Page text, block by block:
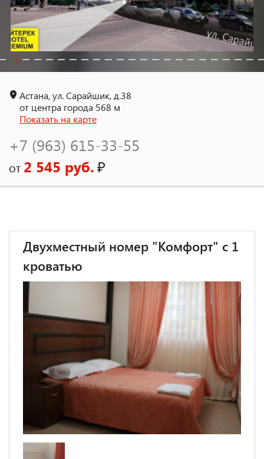
Астана, ул. Сарайшик, д.38
от центра города 568 м
Показать на карте
+7 (963) 615-33-55
от 2 545 руб.₽
Двухместный номер "Комфорт" с 1
кроватью